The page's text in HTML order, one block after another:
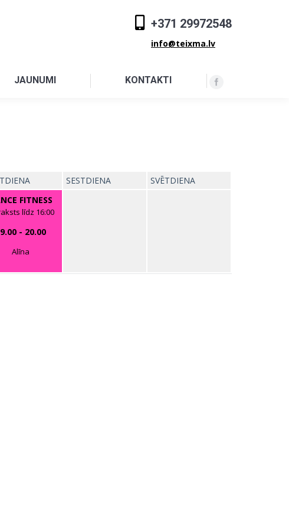
+371 29972548
info@teixma.lv
JAUNUMI KONTAKTI
SESTDIENA SVĒTDIENA
FITNESS
līdz 16:00
- 20.00
Alīna